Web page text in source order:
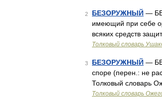
2 БЕЗОРУЖНЫЙ —
имеющий при себе
всяких средств
Толковый словарь
3 БЕЗОРУЖНЫЙ —
споре (перен.: не
Толковый словарь
Толковый словарь